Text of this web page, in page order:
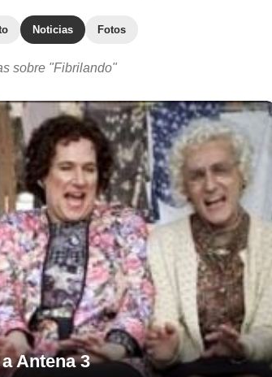
Noticias Fotos
sobre "Fibrilando"
Antena 3